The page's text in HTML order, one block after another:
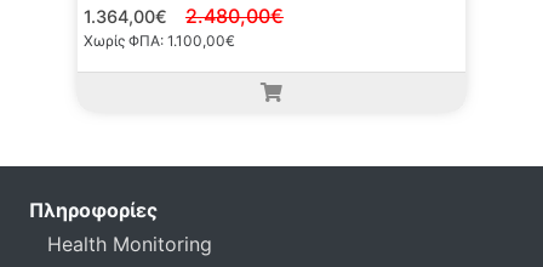
1.364,00€ 2.480,00€
Χωρίς ΦΠΑ: 1.100,00€
Πληροφορίες
Health Monitoring